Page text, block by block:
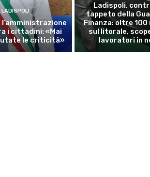
LADISPOLI
l’amministrazione
i cittadini: «Mai
le criticità»
Ladispoli,
tappeto della
Finanza: oltre
sul litorale,
lavoratori in